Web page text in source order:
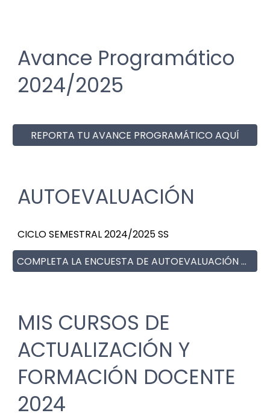
Avance Programático
2024/2025
REPORTA TU AVANCE PROGRAMÁTICO AQUÍ
AUTOEVALUACIÓN
CICLO SEMESTRAL 2024/2025 SS
COMPLETA LA ENCUESTA DE AUTOEVALUACIÓN DOCENTE 2024
MIS CURSOS DE
ACTUALIZACIÓN Y
FORMACIÓN DOCENTE
2024